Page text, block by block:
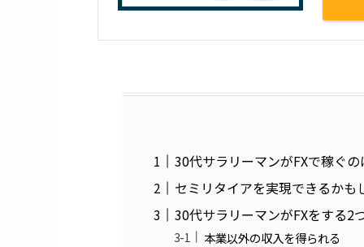
30代サラリーマンがFXで稼ぐ
セミリタイアを実現できるかも
30代サラリーマンがFXをする2
本業以外の収入を得られる